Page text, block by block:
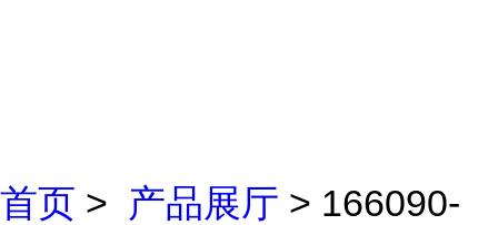
首页 > 产品展厅 > 166090-